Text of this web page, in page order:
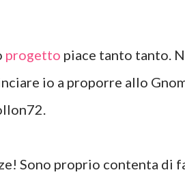
progetto piace tanto tanto.
io a proporre allo
Sono proprio contenta di